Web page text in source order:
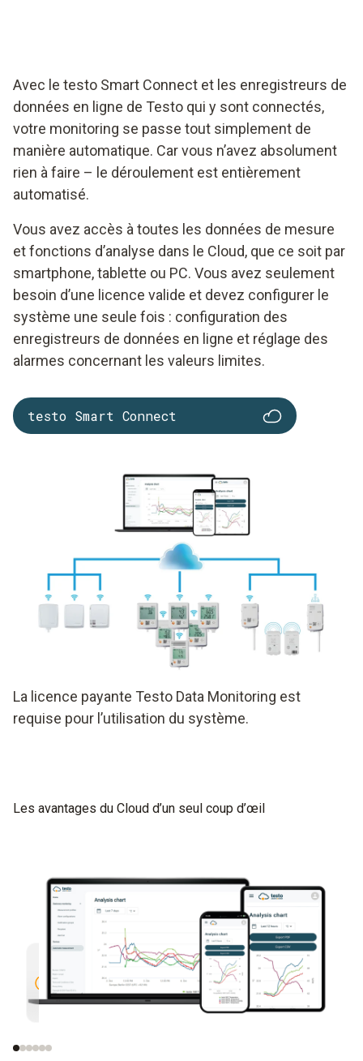
Avec le testo Smart Connect et les enregistreurs de
données en ligne de Testo qui y sont connectés,
votre monitoring se passe tout simplement de
manière automatique. Car vous n’avez absolument
rien à faire – le déroulement est entièrement
automatisé.
Vous avez accès à toutes les données de mesure
et fonctions d’analyse dans le Cloud, que ce soit par
smartphone, tablette ou PC. Vous avez seulement
besoin d’une licence valide et devez configurer le
système une seule fois : configuration des
enregistreurs de données en ligne et réglage des
alarmes concernant les valeurs limites.
testo Smart Connect
La licence payante Testo Data Monitoring est
requise pour l’utilisation du système.
Les avantages du Cloud d’un seul coup d’œil
Commande centrale pour la
surveillance et la gestion de tous
les points de mesure
l’App